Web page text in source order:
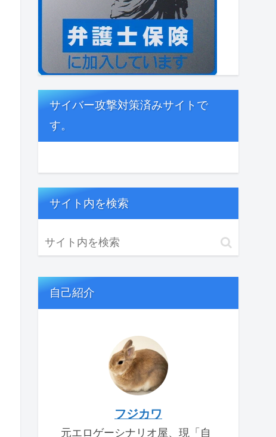
サイバー攻撃対策済みサイトで
す。
サイト内を検索
自己紹介
フジカワ
元エロゲーシナリオ屋、現「自